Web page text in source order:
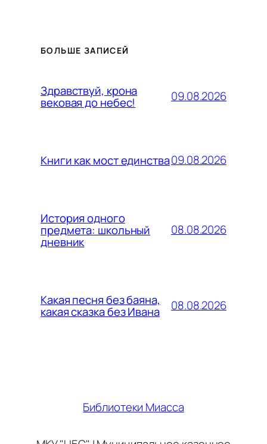
БОЛЬШЕ ЗАПИСЕЙ
Здравствуй, крона
вековая до небес! 09.08.2026
Книги как мост единства09.08.2026
История одного
предмета: школьный
дневник
08.08.2026
Какая песня без баяна,
какая сказка без Ивана 08.08.2026
Библиотеки Миасса